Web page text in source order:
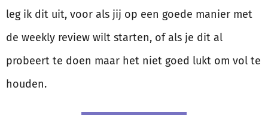
leg ik dit uit, voor als jij op een goede manier met
de weekly review wilt starten, of als je dit al
probeert te doen maar het niet goed lukt om vol te
houden.